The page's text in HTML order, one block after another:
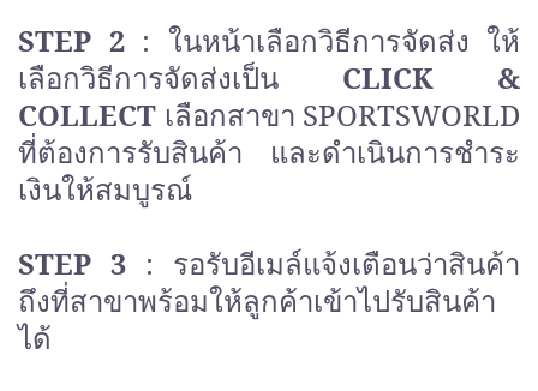
STEP 2: ในหน้าเลือกวิธีการจัดส่ง ให้
เลือกวิธีการจัดส่งเป็น CLICK &
COLLECT เลือกสาขา SPORTSWORLD
ที่ต้องการรับสินค้า และดำเนินการชำระ
เงินให้สมบูรณ์
STEP 3 : รอรับอีเมล์แจ้งเตือนว่าสินค้า
ถึงที่สาขาพร้อมให้ลูกค้าเข้าไปรับสินค้า
ได้